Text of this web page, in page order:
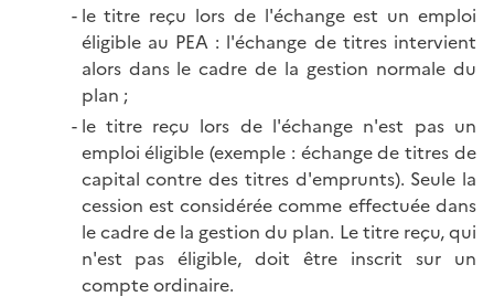
le titre reçu lors de l'échange est un emploi
éligible au PEA : l'échange de titres intervient
alors dans le cadre de la gestion normale du
plan ;
le titre reçu lors de l'échange n'est pas un
emploi éligible (exemple : échange de titres de
capital contre des titres d'emprunts). Seule la
cession est considérée comme effectuée dans
le cadre de la gestion du plan. Le titre reçu, qui
n'est pas éligible, doit être inscrit sur un
compte ordinaire.